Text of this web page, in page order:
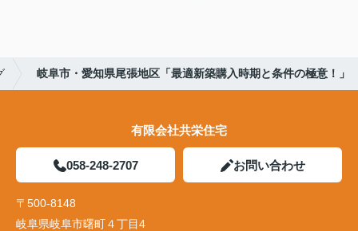
岐阜市・愛知県尾張地区「最適新築購入時期と条件の極意！」
有限会社共栄住宅
058-248-2707 お問い合わせ
〒500-8148
岐阜県岐阜市曙町４丁目4